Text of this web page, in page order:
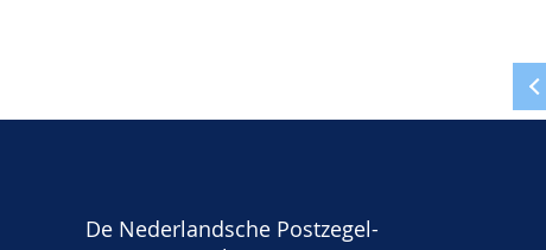
De Nederlandsche Postzegel-